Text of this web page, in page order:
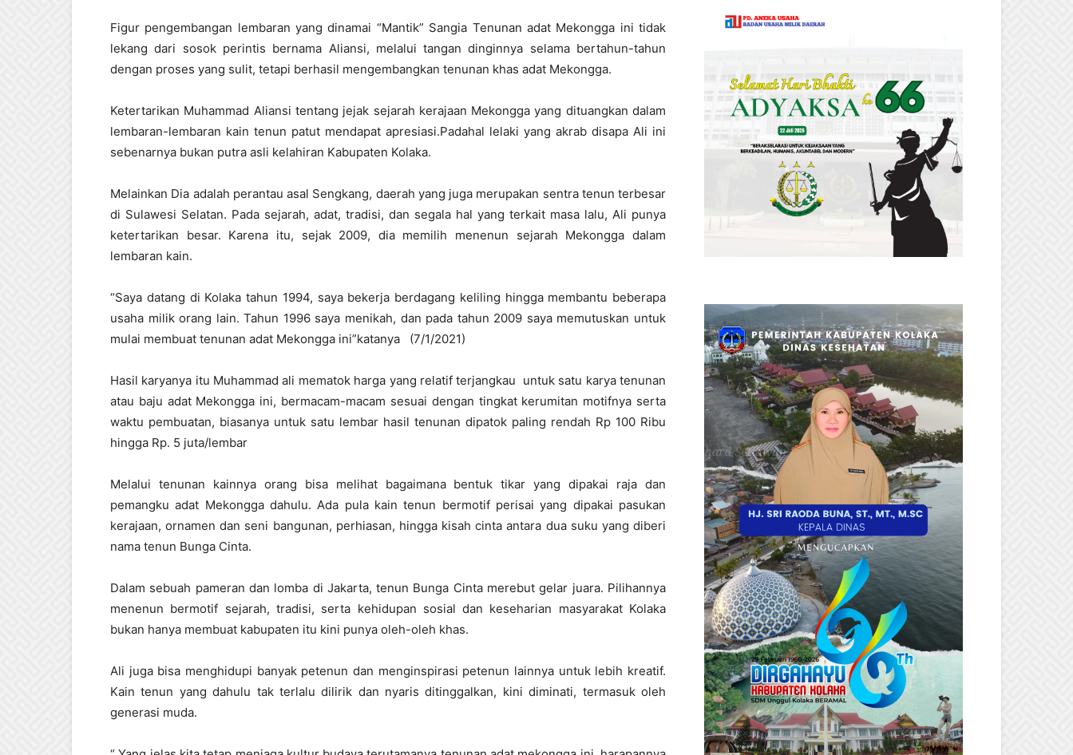
Figur pengembangan lembaran yang dinamai “Mantik” Sangia Tenunan adat Mekongga ini tidak
lekang dari sosok perintis bernama Aliansi, melalui tangan dinginnya selama bertahun-tahun
dengan proses yang sulit, tetapi berhasil mengembangkan tenunan khas adat Mekongga.
Ketertarikan Muhammad Aliansi tentang jejak sejarah kerajaan Mekongga yang dituangkan dalam
lembaran-lembaran kain tenun patut mendapat apresiasi.Padahal lelaki yang akrab disapa Ali ini
sebenarnya bukan putra asli kelahiran Kabupaten Kolaka.
Melainkan Dia adalah perantau asal Sengkang, daerah yang juga merupakan sentra tenun terbesar
di Sulawesi Selatan. Pada sejarah, adat, tradisi, dan segala hal yang terkait masa lalu, Ali punya
ketertarikan besar. Karena itu, sejak 2009, dia memilih menenun sejarah Mekongga dalam
lembaran kain.
“Saya datang di Kolaka tahun 1994, saya bekerja berdagang keliling hingga membantu beberapa
usaha milik orang lain. Tahun 1996 saya menikah, dan pada tahun 2009 saya memutuskan untuk
mulai membuat tenunan adat Mekongga ini”katanya (7/1/2021)
Hasil karyanya itu Muhammad ali mematok harga yang relatif terjangkau untuk satu karya tenunan
atau baju adat Mekongga ini, bermacam-macam sesuai dengan tingkat kerumitan motifnya serta
waktu pembuatan, biasanya untuk satu lembar hasil tenunan dipatok paling rendah Rp 100 Ribu
hingga Rp. 5 juta/lembar
Melalui tenunan kainnya orang bisa melihat bagaimana bentuk tikar yang dipakai raja dan
pemangku adat Mekongga dahulu. Ada pula kain tenun bermotif perisai yang dipakai pasukan
kerajaan, ornamen dan seni bangunan, perhiasan, hingga kisah cinta antara dua suku yang diberi
nama tenun Bunga Cinta.
Dalam sebuah pameran dan lomba di Jakarta, tenun Bunga Cinta merebut gelar juara. Pilihannya
menenun bermotif sejarah, tradisi, serta kehidupan sosial dan keseharian masyarakat Kolaka
bukan hanya membuat kabupaten itu kini punya oleh-oleh khas.
Ali juga bisa menghidupi banyak petenun dan menginspirasi petenun lainnya untuk lebih kreatif.
Kain tenun yang dahulu tak terlalu dilirik dan nyaris ditinggalkan, kini diminati, termasuk oleh
generasi muda.